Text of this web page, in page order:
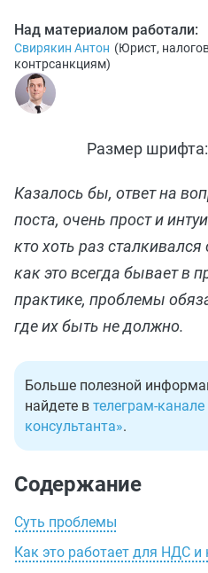
Над материалом работали:
Свирякин Антон (Юрист,
контрсанкциям)
Размер шрифта:
Казалось бы, ответ на
поста, очень прост и
кто хоть раз сталкивался
как это всегда бывает в
практике, проблемы
где их быть не должно.
Больше полезной
найдете в телеграм-
консультанта».
Содержание
Суть проблемы
Как это работает для НДС и